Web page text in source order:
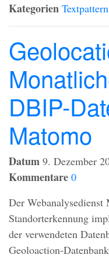
Kategorien Textpattern
DBIP-
Matomo
Datum 9. Dezember
Kommentare 0
Der Webanalysedienst
Standorterkennung
der verwendeten
Geoloaction-